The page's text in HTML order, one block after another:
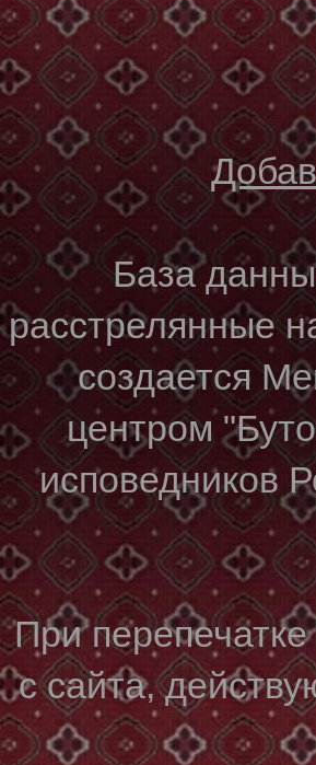
База
расстрелянные
создается
центром
исповедников
При
с сайта,